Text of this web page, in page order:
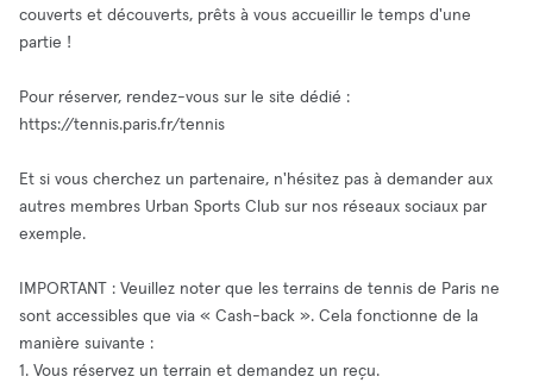
couverts et découverts, prêts à vous accueillir le temps d'une
partie !
Pour réserver, rendez-vous sur le site dédié :
https://tennis.paris.fr/tennis
Et si vous cherchez un partenaire, n'hésitez pas à demander aux
autres membres Urban Sports Club sur nos réseaux sociaux par
exemple.
IMPORTANT : Veuillez noter que les terrains de tennis de Paris ne
sont accessibles que via « Cash-back ». Cela fonctionne de la
manière suivante :
1. Vous réservez un terrain et demandez un reçu.